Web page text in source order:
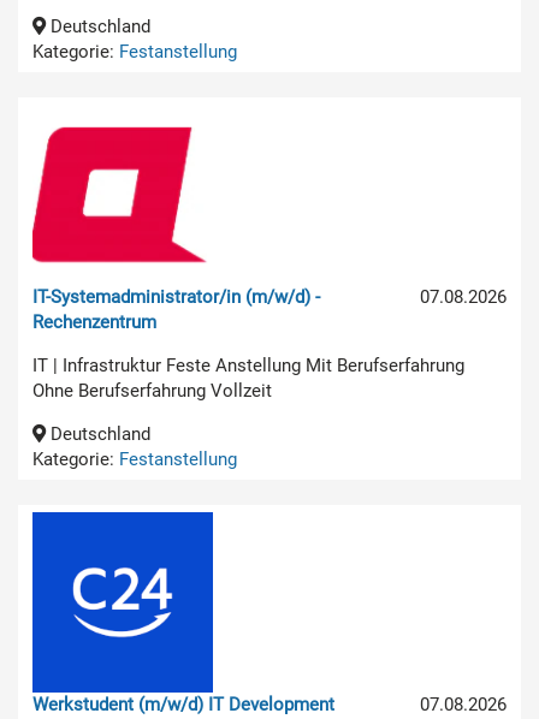
Deutschland
Kategorie: Festanstellung
07.08.2026
IT-Systemadministrator/in (m/w/d) -
Rechenzentrum
IT | Infrastruktur Feste Anstellung Mit Berufserfahrung
Ohne Berufserfahrung Vollzeit
Deutschland
Kategorie: Festanstellung
07.08.2026
Werkstudent (m/w/d) IT Development